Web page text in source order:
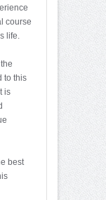
course
life.
to this
is
best